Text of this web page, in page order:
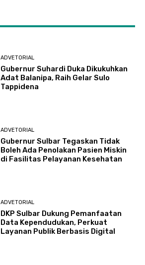
ADVETORIAL
Gubernur Suhardi Duka Dikukuhkan
Adat Balanipa, Raih Gelar Sulo
Tappidena
ADVETORIAL
Gubernur Sulbar Tegaskan Tidak
Boleh Ada Penolakan Pasien Miskin
di Fasilitas Pelayanan Kesehatan
ADVETORIAL
DKP Sulbar Dukung Pemanfaatan
Data Kependudukan, Perkuat
Layanan Publik Berbasis Digital